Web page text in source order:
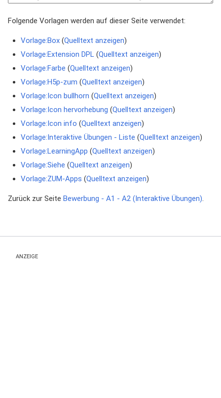
Folgende Vorlagen werden auf dieser Seite verwendet:
Vorlage:Box(Quelltext anzeigen)
Vorlage:Extension DPL(Quelltext anzeigen)
Vorlage:Farbe (Quelltext anzeigen)
Vorlage:H5p-zum (Quelltext anzeigen)
Vorlage:Icon bullhorn (Quelltext anzeigen)
Vorlage:Icon hervorhebung (Quelltext anzeigen)
Vorlage:Icon info (Quelltext anzeigen)
Vorlage:Interaktive Übungen - Liste (Quelltext anzeigen)
Vorlage:LearningApp (Quelltext anzeigen)
Vorlage:Siehe (Quelltext anzeigen)
Vorlage:ZUM-Apps (Quelltext anzeigen)
Zurück zur Seite Bewerbung - A1 - A2 (Interaktive Übungen).
ANZEIGE